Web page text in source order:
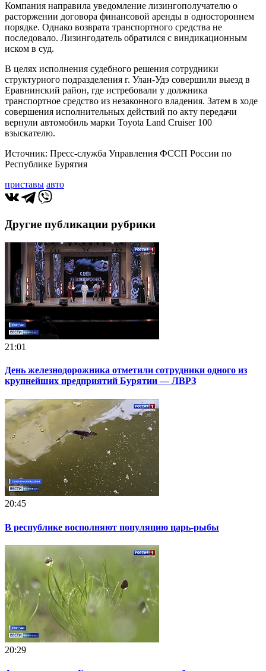
Компания направила уведомление лизингополучателю о
расторжении договора финансовой аренды в одностороннем
порядке. Однако возврата транспортного средства не
последовало. Лизингодатель обратился с виндикационным
иском в суд.
В целях исполнения судебного решения сотрудники
структурного подразделения г. Улан-Удэ совершили выезд в
Еравнинский район, где истребовали у должника
транспортное средство из незаконного владения. Затем в ходе
совершения исполнительных действий по акту передачи
вернули автомобиль марки Toyota Land Cruiser 100
взыскателю.
Источник: Пресс-служба Управления ФССП России по
Республике Бурятия
приставы авто
Другие публикации рубрики
21:01
День железнодорожника отметили сотрудники одного из
крупнейших предприятий Бурятии — ЛВРЗ
20:45
В республике восполняют популяцию царь-рыбы
20:29